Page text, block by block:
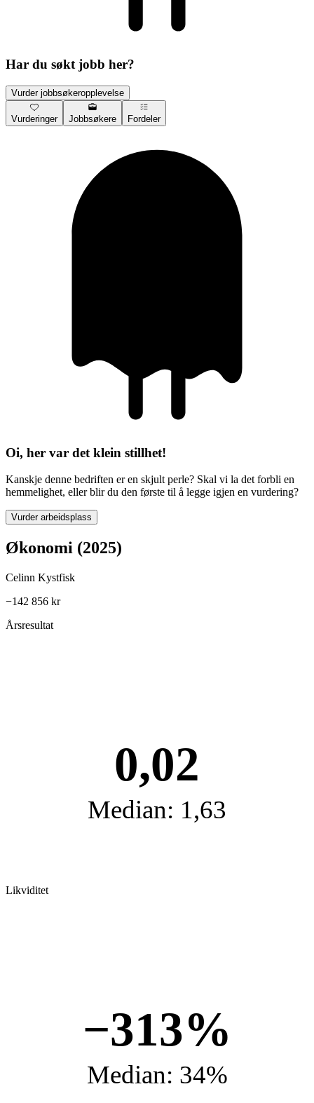
Har du søkt jobb her?
Vurder jobbsøkeropplevelse
Vurderinger Jobbsøkere Fordeler
Oi, her var det klein stillhet!
Kanskje denne bedriften er en skjult perle? Skal vi la det forbli en
hemmelighet, eller blir du den første til å legge igjen en vurdering?
Vurder arbeidsplass
Økonomi (2025)
Celinn Kystfisk
−142 856 kr
Årsresultat
0,02
Median: 1,63
Likviditet
−313%
Median: 34%